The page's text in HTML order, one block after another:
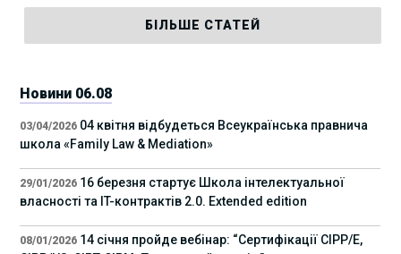
БІЛЬШЕ СТАТЕЙ
Новини 06.08
03/04/2026 04 квітня відбудеться Всеукраїнська правнича
школа «Family Law & Mediation»
29/01/2026 16 березня стартує Школа інтелектуальної
власності та IT-контрактів 2.0. Extended edition
08/01/2026 14 січня пройде вебінар: “Сертифікації СІРР/Е,